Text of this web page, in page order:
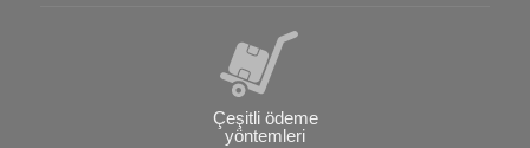
Çeşitli ödeme
yöntemleri